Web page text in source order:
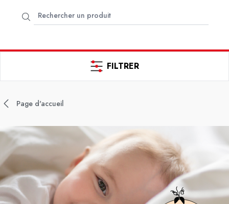
FILTRER
Page d'accueil